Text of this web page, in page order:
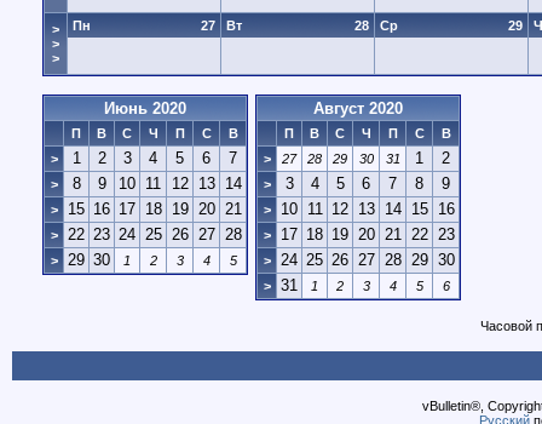
>
>
>
27
Пн 28
Вт 29
Ср
Июнь 2020
П В С Ч П С
В
>
1 2 3 4 5 6 7
> 8 9 10 11 12 13 14
> 15 16 17 18 19 20 21
> 22 23 24 25 26 27 28
> 29 30 1 2 3 4 5
Август 2020
П В С Ч П С
В
>
27 28 29 30 31 1 2
> 3 4 5 6 7 8 9
> 10 11 12 13 14 15 16
> 17 18 19 20 21 22 23
> 24 25 26 27 28 29 30
> 31 1 2 3 4 5 6
Часовой
vBulletin®,
Русский